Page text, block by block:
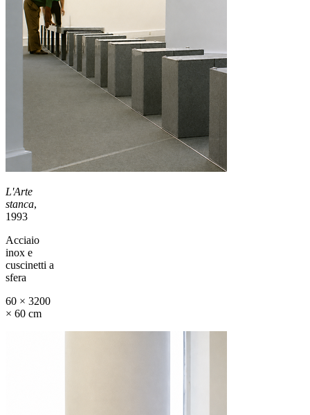
L'Arte
stanca,
1993
Acciaio
inox e
cuscinetti a
sfera
60 × 3200
× 60 cm